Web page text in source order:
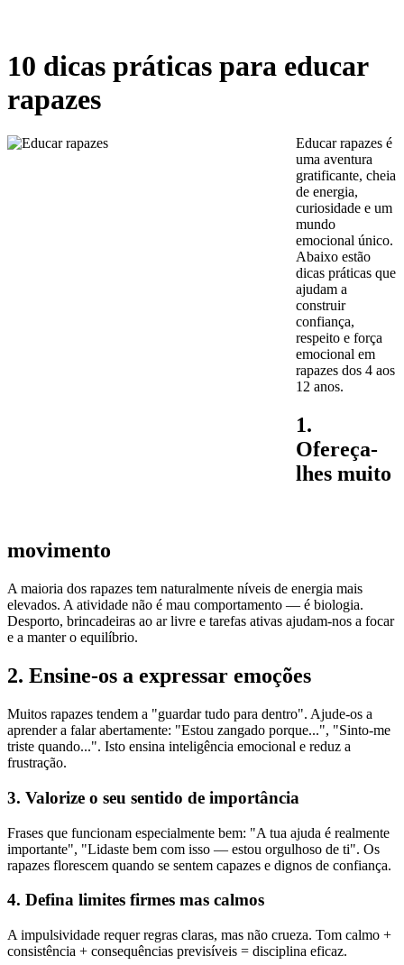
10 dicas práticas para educar
rapazes
Educar rapazes é
uma aventura
gratificante, cheia
de energia,
curiosidade e um
mundo
emocional único.
Abaixo estão
dicas práticas que
ajudam a
construir
confiança,
respeito e força
emocional em
rapazes dos 4 aos
12 anos.
1.
Ofereça-
lhes muito
movimento
A maioria dos rapazes tem naturalmente níveis de energia mais
elevados. A atividade não é mau comportamento — é biologia.
Desporto, brincadeiras ao ar livre e tarefas ativas ajudam-nos a focar
e a manter o equilíbrio.
2. Ensine-os a expressar emoções
Muitos rapazes tendem a "guardar tudo para dentro". Ajude-os a
aprender a falar abertamente: "Estou zangado porque...", "Sinto-me
triste quando...". Isto ensina inteligência emocional e reduz a
frustração.
3. Valorize o seu sentido de importância
Frases que funcionam especialmente bem: "A tua ajuda é realmente
importante", "Lidaste bem com isso — estou orgulhoso de ti". Os
rapazes florescem quando se sentem capazes e dignos de confiança.
4. Defina limites firmes mas calmos
A impulsividade requer regras claras, mas não crueza. Tom calmo +
consistência + consequências previsíveis = disciplina eficaz.